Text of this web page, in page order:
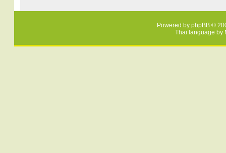
Powered by phpBB ©
Thai language by